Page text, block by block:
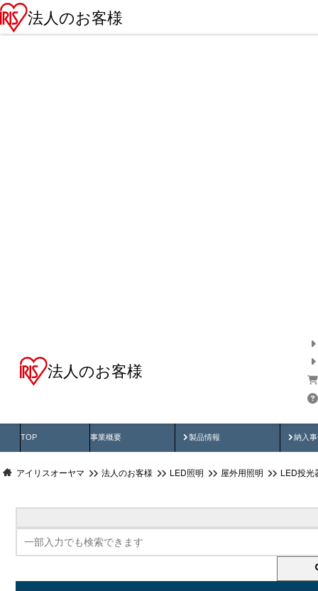
法人のお客様
法人のお客様
TOP 事業概要 製品情報
製品動画 納入
納
アイリスオーヤマ 法人のお客様 LED照明 屋外用照明 LED投光